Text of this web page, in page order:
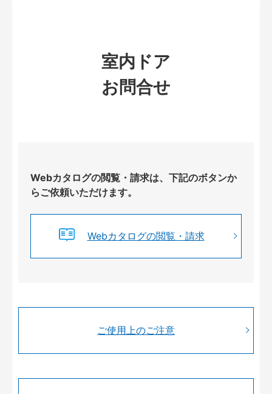
室内ドア
お問合せ
Webカタログの閲覧・請求は、下記のボタンか
らご依頼いただけます。
Webカタログの閲覧・請求
ご使用上のご注意